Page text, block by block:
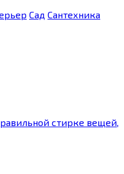
Сад Сантехника
стирке вещей,